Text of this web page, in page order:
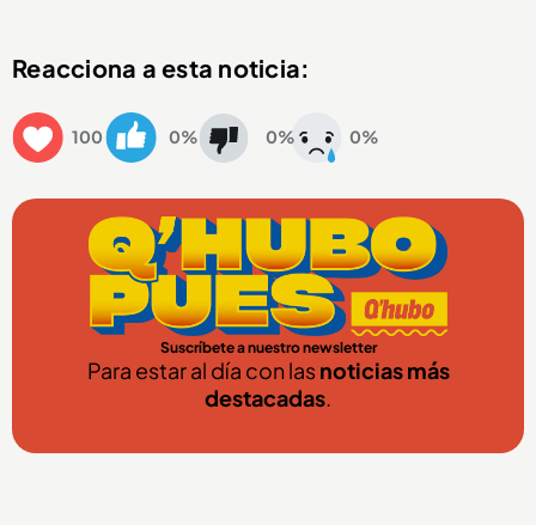
Reacciona a esta noticia:
100 0% 0% 0%
Suscríbete a nuestro newsletter
Para estar al día con lasnoticias más
destacadas.